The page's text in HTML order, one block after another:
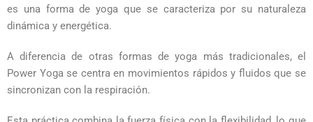
es una forma de yoga que se caracteriza por su naturaleza
dinámica y energética.
A diferencia de otras formas de yoga más tradicionales, el
Power Yoga se centra en movimientos rápidos y fluidos que se
sincronizan con la respiración.